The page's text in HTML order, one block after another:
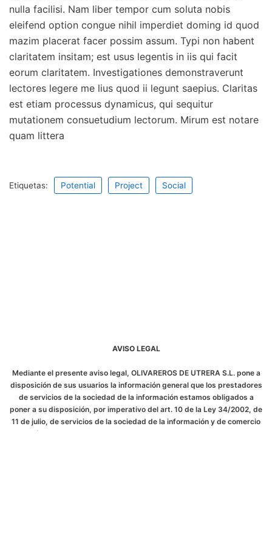
nulla facilisi. Nam liber tempor cum soluta nobis
eleifend option congue nihil imperdiet doming id quod
mazim placerat facer possim assum. Typi non habent
claritatem insitam; est usus legentis in iis qui facit
eorum claritatem. Investigationes demonstraverunt
lectores legere me lius quod ii legunt saepius. Claritas
est etiam processus dynamicus, qui sequitur
mutationem consuetudium lectorum. Mirum est notare
quam littera
Etiquetas: Potential Project Social
AVISO LEGAL
Mediante el presente aviso legal, OLIVAREROS DE UTRERA S.L. pone a
disposición de sus usuarios la información general que los prestadores
de servicios de la sociedad de la información estamos obligados a
poner a su disposición, por imperativo del art. 10 de la Ley 34/2002, de
11 de julio, de servicios de la sociedad de la información y de comercio
electrónico. Se informa que el sitio web www.olivarerosutrera.com es